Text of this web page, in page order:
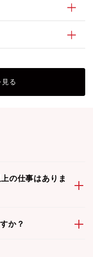
る
の仕事はありま
か？